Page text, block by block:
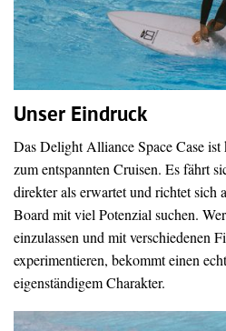
Unser Eindruck
Das Delight Alliance Space Case
zum entspannten Cruisen. Es fährt
direkter als erwartet und richtet sich
Board mit viel Potenzial suchen.
einzulassen und mit verschiedenen
experimentieren, bekommt einen
eigenständigem Charakter.